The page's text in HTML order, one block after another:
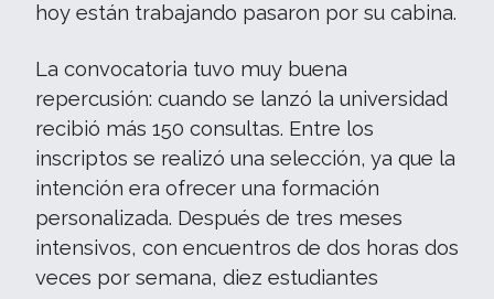
hoy están trabajando pasaron por su cabina.
La convocatoria tuvo muy buena
repercusión: cuando se lanzó la universidad
recibió más 150 consultas. Entre los
inscriptos se realizó una selección, ya que la
intención era ofrecer una formación
personalizada. Después de tres meses
intensivos, con encuentros de dos horas dos
veces por semana, diez estudiantes